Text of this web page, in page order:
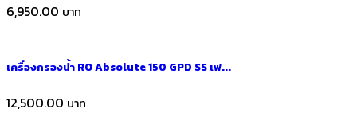
6,950.00
เครื่องกรองน้ำ RO Absolute 150 GPD SS เฟ...
12,500.00